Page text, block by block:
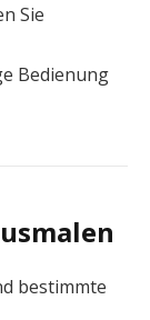
Sie
Bedienung
bestimmte